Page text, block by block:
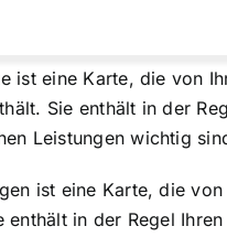
ist eine Karte, die von
Sie enthält in der
Leistungen wichtig
ist eine Karte, die
in der Regel